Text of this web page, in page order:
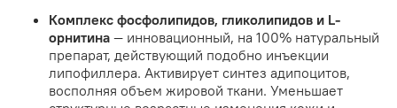
Комплекс фосфолипидов, гликолипидов и L-
орнитина — инновационный, на 100% натуральный
препарат, действующий подобно инъекции
липофиллера. Активирует синтез адипоцитов,
восполняя объем жировой ткани. Уменьшает